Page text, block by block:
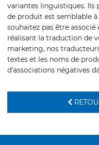
variantes linguistiques. Ils
de produit est semblable
souhaitez pas être
réalisant la traduction de
marketing, nos
textes et les noms de
d'associations négatives